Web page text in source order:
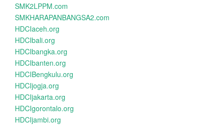
SMK2LPPM.com
SMKHARAPANBANGSA2.com
HDCIaceh.org
HDCIbali.org
HDCIbangka.org
HDCIbanten.org
HDCIBengkulu.org
HDCIjogja.org
HDCIjakarta.org
HDCIgorontalo.org
HDCIjambi.org